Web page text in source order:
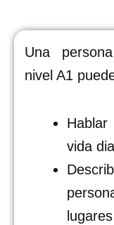
Una
nivel A1
vida
lugares